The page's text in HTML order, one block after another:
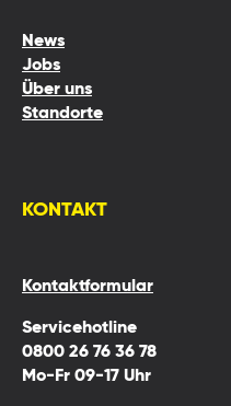
News
Jobs
Über uns
Standorte
KONTAKT
Kontaktformular
Servicehotline
0800 26 76 36 78
Mo-Fr 09-17 Uhr